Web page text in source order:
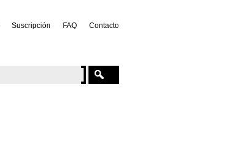
Suscripción FAQ Contacto